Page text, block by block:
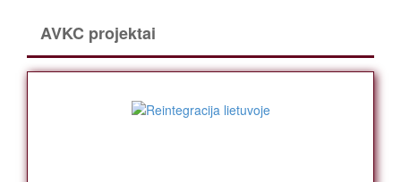
AVKC projektai